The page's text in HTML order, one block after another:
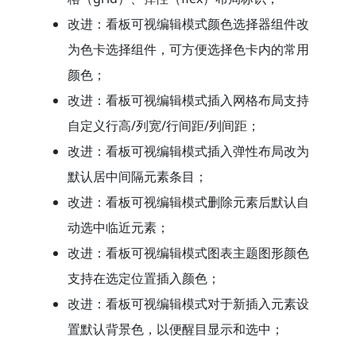
改进：看板可视编辑模式颜色选择器组件改
为色卡选择组件，可方便选择色卡内的常用
颜色；
改进：看板可视编辑模式插入网格布局支持
自定义行高/列宽/行间距/列间距；
改进：看板可视编辑模式插入弹性布局改为
默认居中间隔元素条目；
改进：看板可视编辑模式删除元素后默认自
动选中临近元素；
改进：看板可视编辑模式图表主题图形颜色
支持在选定位置插入颜色；
改进：看板可视编辑模式对于新插入元素设
置默认背景色，以便醒目显示和选中；